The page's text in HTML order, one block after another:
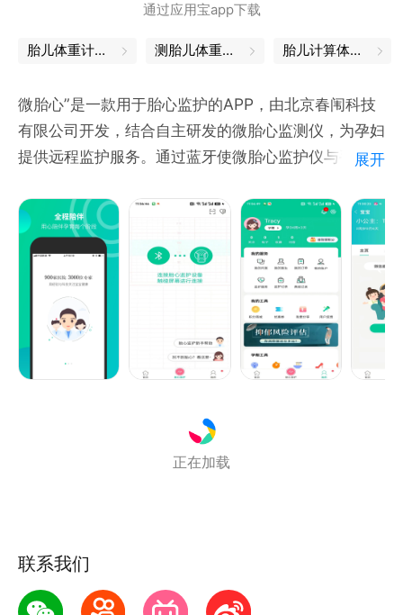
-育儿颇有心得的妈妈，来分享从备孕到怀孕的孕期经
验，成为育儿大咖；
【宝宝辅食】在这里，妈妈们能找到各年龄段的宝宝食
谱：婴儿辅食、幼儿辅食、新生儿辅食、补锌辅食、补
贴辅食、补钙辅食······
【宝宝教育】教你怎么给宝宝挑选绘本故事和儿童玩
具，让亲子互动更高效，让宝宝拥有优质的启蒙教育。
通过应用宝app下载
胎儿体重计算器 测胎儿体重计算器 胎儿计算体重器
微胎心”是一款用于胎心监护的APP，由北京春闱科技
有限公司开发，结合自主研发的微胎心监测仪，为孕妇
提供远程监护服务。通过蓝牙使微胎心监护仪与手机通
据并远程诊断、指导孕妇。可以满足医院产科、诊所以
及孕妇在家中进行日常检查的需要。
产品简介：“微胎心”是以胎心监护为核心，同时具有胎
儿胎音采集、收藏、为主要功能的母婴类APP，并为用
户提供孕教课程、孕期工具，可切换孕期、育儿模式。
“微胎心”远程胎心监护系统，让孕晚期的孕妇在家享受
“医疗级”的胎心监护服务，免去在医院排队的等待之
中国新生儿围产质量，让孕妈妈安心，全家放心。
【胎心监护】：采用无线连接微胎心监护仪设备，孕妇
妇提供精品孕教课、育儿课。
【工具】包含数胎动、产检提醒、疫苗提醒、成长发育
展开
正在加载
联系我们